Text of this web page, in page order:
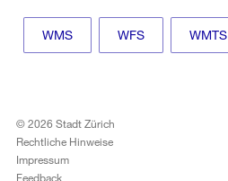
WMS WFS WMTS
© 2026 Stadt Zürich
Rechtliche Hinweise
Impressum
Feedback